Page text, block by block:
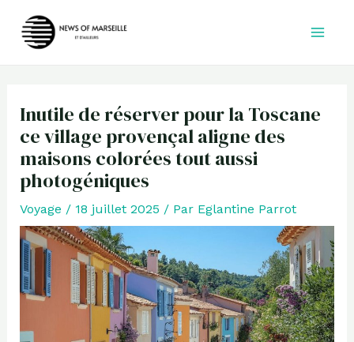
Inutile de réserver pour la Toscane
ce village provençal aligne des
maisons colorées tout aussi
photogéniques
Voyage / 18 juillet 2025 / Par Eglantine Parrot